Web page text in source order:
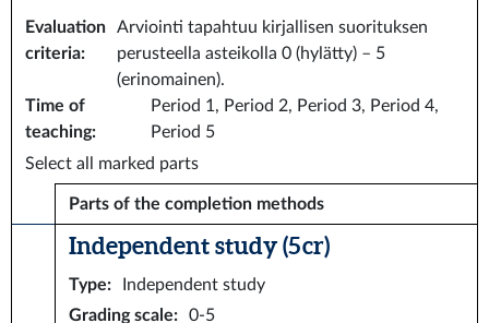
Evaluation
criteria:
Arviointi tapahtuu kirjallisen suorituksen
perusteella asteikolla 0 (hylätty) – 5
(erinomainen).
Time of
teaching:
Period 1, Period 2, Period 3, Period 4,
Period 5
Select all marked parts
Parts of the completion methods
Independent study (5 cr)
Type:
Independent study
Grading scale:
0-5